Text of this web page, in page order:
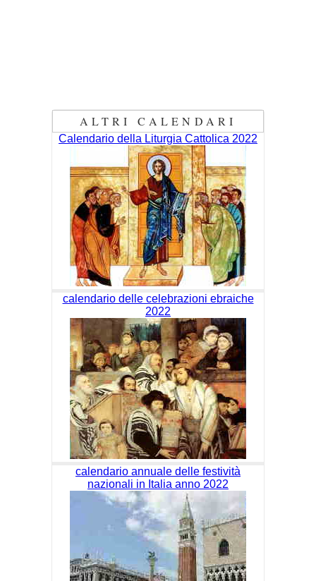
ALTRI CALENDARI
Calendario della Liturgia Cattolica 2022
calendario delle celebrazioni ebraiche
2022
calendario annuale delle festività
nazionali in Italia anno 2022